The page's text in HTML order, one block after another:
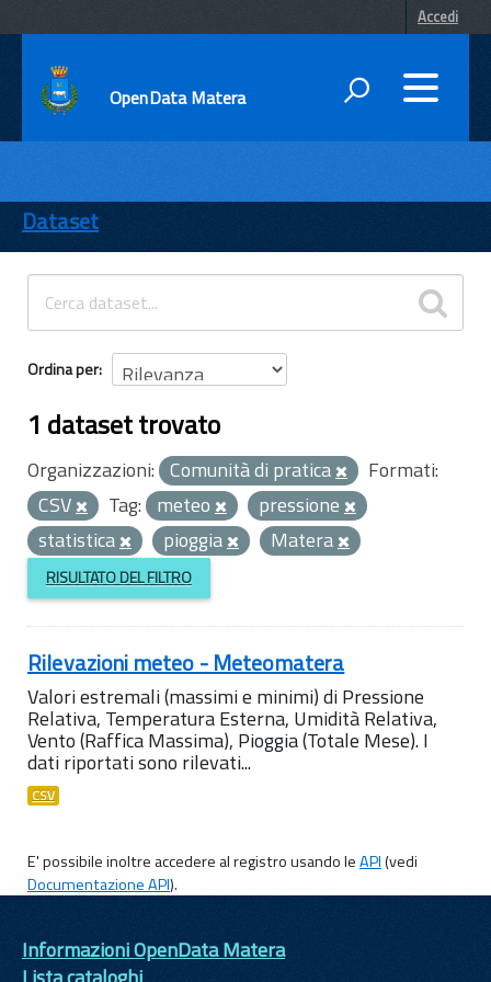
Accedi
OpenData Matera
ENTI
TEMI
INFORMAZIONI
Dataset
Ordina per
1 dataset trovato
Organizzazioni: Comunità di pratica
Formati:
CSV
Tag: meteo
pressione
statistica
pioggia Matera
RISULTATO DEL FILTRO
Rilevazioni meteo - Meteomatera
Valori estremali (massimi e minimi) di Pressione
Relativa, Temperatura Esterna, Umidità Relativa,
Vento (Raffica Massima), Pioggia (Totale Mese). I
dati riportati sono rilevati...
CSV
E' possibile inoltre accedere al registro usando leAPI(vedi
Documentazione API).
Informazioni OpenData Matera